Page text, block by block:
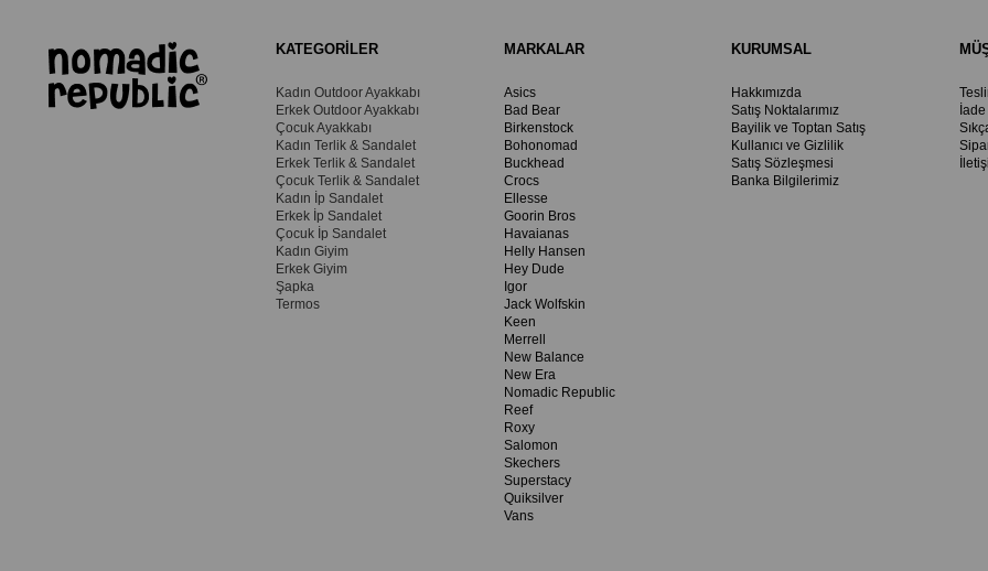
KATEGORİLER
Kadın Outdoor Ayakkabı
Erkek Outdoor Ayakkabı
Çocuk Ayakkabı
Kadın Terlik & Sandalet
Erkek Terlik & Sandalet
Çocuk Terlik & Sandalet
Kadın İp Sandalet
Erkek İp Sandalet
Çocuk İp Sandalet
Kadın Giyim
Erkek Giyim
Şapka
Termos
MARKALAR
Asics
Bad Bear
Birkenstock
Bohonomad
Buckhead
Crocs
Ellesse
Goorin Bros
Havaianas
Helly Hansen
Hey Dude
Igor
Jack Wolfskin
Keen
Merrell
New Balance
New Era
Nomadic Republic
Reef
Roxy
Salomon
Skechers
Superstacy
Quiksilver
Vans
KURUMSAL
Hakkımızda
Satış Noktalarımız
Bayilik ve Toptan Satış
Kullanıcı ve Gizlilik
Satış Sözleşmesi
Banka Bilgilerimiz